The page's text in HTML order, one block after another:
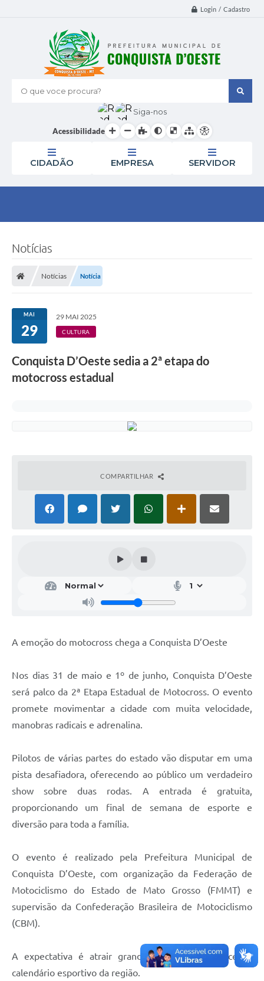
Login / Cadastro
O que voce procura?
Siga-nos
Acessibilidade
CIDADÃO EMPRESA SERVIDOR
Notícias
Notícias Notícia
MAI
29
29 MAI 2025
CULTURA
Conquista D’Oeste sedia a 2ª etapa do
motocross estadual
COMPARTILHAR
A emoção do motocross chega a Conquista D’Oeste
Nos dias 31 de maio e 1º de junho, Conquista D’Oeste
será palco da 2ª Etapa Estadual de Motocross. O evento
promete movimentar a cidade com muita velocidade,
manobras radicais e adrenalina.
Pilotos de várias partes do estado vão disputar em uma
pista desafiadora, oferecendo ao público um verdadeiro
show sobre duas rodas. A entrada é gratuita,
proporcionando um final de semana de esporte e
diversão para toda a família.
O evento é realizado pela Prefeitura Municipal de
Conquista D’Oeste, com organização da Federação de
Motociclismo do Estado de Mato Grosso (FMMT) e
supervisão da Confederação Brasileira de Motociclismo
(CBM).
A expectativa é atrair grande público e fortalecer o
calendário esportivo da região.